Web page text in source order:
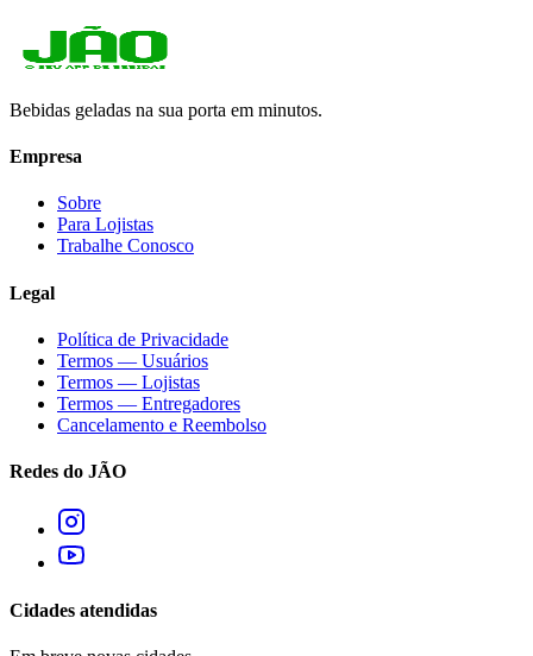
Bebidas geladas na sua porta em minutos.
Empresa
Sobre
Para Lojistas
Trabalhe Conosco
Legal
Política de Privacidade
Termos — Usuários
Termos — Lojistas
Termos — Entregadores
Cancelamento e Reembolso
Redes do JÃO
Cidades atendidas